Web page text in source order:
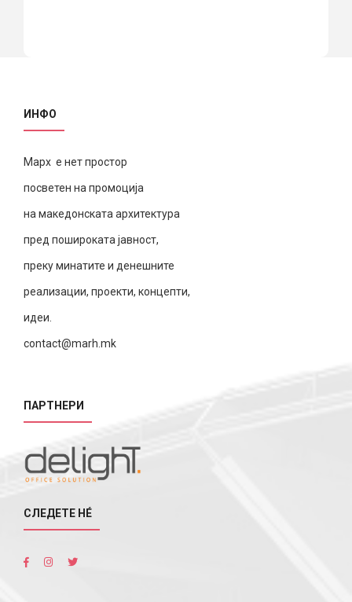
ИНФО
Марх е нет простор
посветен на промоција
на македонската архитектура
пред пошироката јавност,
преку минатите и денешните
реализации, проекти, концепти,
идеи.
contact@marh.mk
ПАРТНЕРИ
СЛЕДЕТЕ НÉ